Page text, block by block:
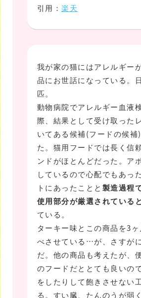
引用： 楽天
我が家の猫にはアレルギー
品にお世話になっている。
匹。
動物病院でアレルギー血液
際、結果として受け取った
いてある候補(フードの候補
た。猫用フードでは長く信
ンドがほとんどだった。ア
しているので心配でもあっ
トにあったことと 製造過程
使用部分が厳選されている
ている。
ターキー味とこの商品を3
べさせている…が、さすが
だ。他の商品も考えたが、
のフードだととても良いの
をしたりして飽きさせない
る。すい臓、たんのうが弱